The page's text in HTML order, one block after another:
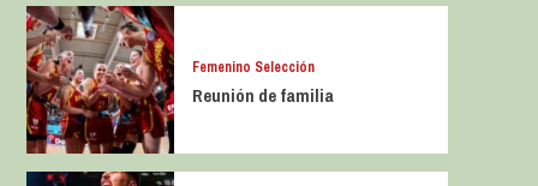
Femenino Selección
Reunión de familia